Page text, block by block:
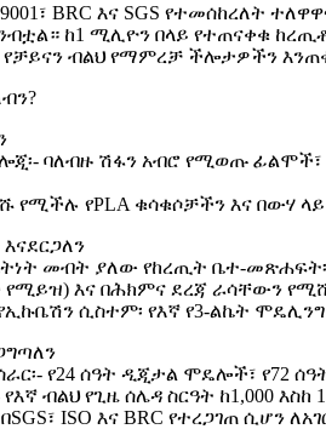
9001፣ BRC እና SGS
ከ1 ሚሊዮን በላይ የተጠናቀቁ
ብልህ የማምረቻ ችሎታዎችን
ባለብዙ ሽፋን አብሮ የሚወጡ
የሚችሉ የPLA ቁሳቁሶቻችን እና በውሃ
መብት ያለው የከረጢት ቤተ-
እና በሕክምና ደረጃ ራሳቸውን
ሲስተም፡ የእኛ የ3-ልኬት
የ24 ሰዓት ዲጂታል ሞዴሎች፣ የ72
ብልህ የጊዜ ሰሌዳ ስርዓት ከ1,000
ISO እና BRC የተረጋገጠ ሲሆን